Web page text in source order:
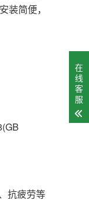
装简便，
抗疲劳等
在
线
客
服